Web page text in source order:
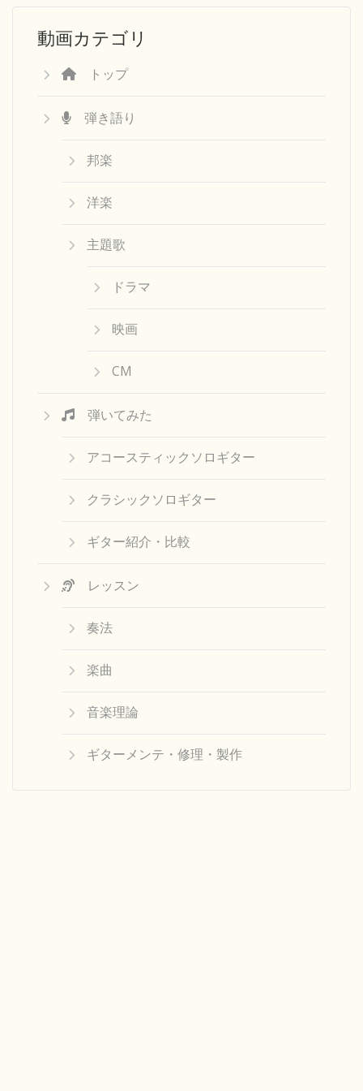
動画カテゴリ
トップ
弾き語り
邦楽
洋楽
主題歌
ドラマ
映画
CM
弾いてみた
アコースティックソロギター
クラシックソロギター
ギター紹介・比較
レッスン
奏法
楽曲
音楽理論
ギターメンテ・修理・製作